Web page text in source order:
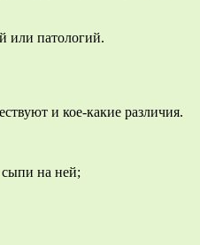
или патологий.
и кое-какие различия.
сыпи на ней;